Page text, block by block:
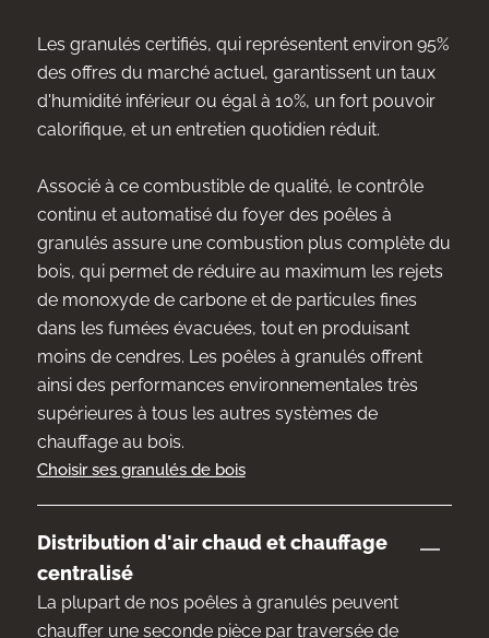
Les granulés certifiés, qui représentent environ 95%
des offres du marché actuel, garantissent un taux
d'humidité inférieur ou égal à 10%, un fort pouvoir
calorifique, et un entretien quotidien réduit.
Associé à ce combustible de qualité, le contrôle
continu et automatisé du foyer des poêles à
granulés assure une combustion plus complète du
bois, qui permet de réduire au maximum les rejets
de monoxyde de carbone et de particules fines
dans les fumées évacuées, tout en produisant
moins de cendres. Les poêles à granulés offrent
ainsi des performances environnementales très
supérieures à tous les autres systèmes de
chauffage au bois.
Choisir ses granulés de bois
Distribution d'air chaud et chauffage
centralisé
La plupart de nos poêles à granulés peuvent
chauffer une seconde pièce par traversée de